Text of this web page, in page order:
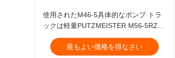
使用されたM46-5具体的なポンプ トラ
ックは軽量PUTZMEISTER M56-5RZ
2014の熱い販売モデル ベンツ4141を取
付けた
最もよい価格を得なさい